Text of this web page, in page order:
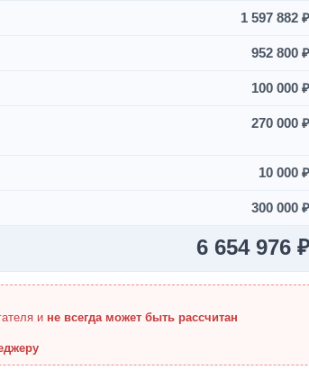
1 597 882 ₽
952 800 ₽
100 000 ₽
270 000 ₽
10 000 ₽
300 000 ₽
6 654 976 ₽
и не всегда может быть рассчитан